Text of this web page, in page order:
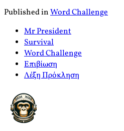
Published inWord Challenge
Mr President
Survival
Word Challenge
Επιβίωση
Λέξη Πρόκληση